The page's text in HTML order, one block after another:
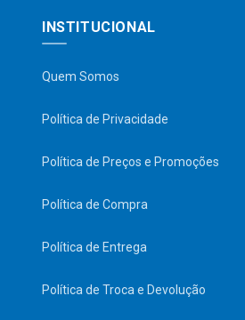
INSTITUCIONAL
Quem Somos
Política de Privacidade
Política de Preços e Promoções
Política de Compra
Política de Entrega
Política de Troca e Devolução